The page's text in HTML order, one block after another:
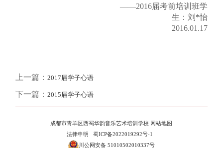
——2016届考前培训班学
生：刘 *怡
2016.01.17
上一篇： 2017届学子心语
下一篇： 2015届学子心语
成都市青羊区西蜀华韵音乐艺术培训学校 网站地图
法律申明
蜀ICP备2022019292号-1
川公网安备 51010502010337号